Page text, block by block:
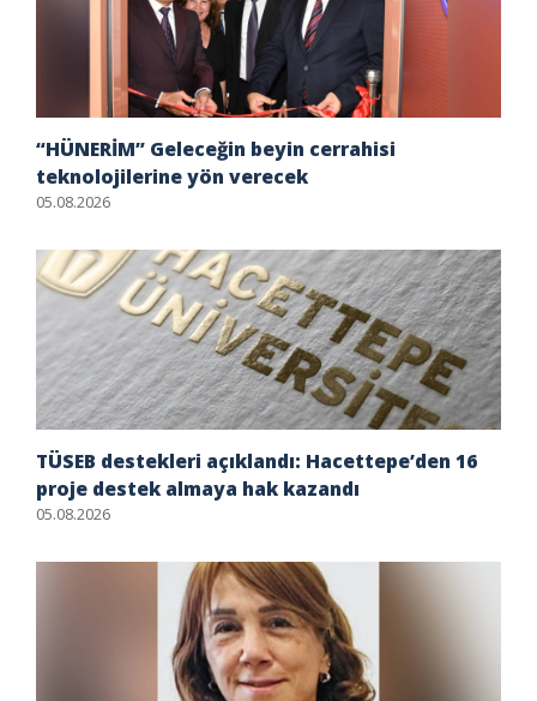
“HÜNERİM” Geleceğin beyin cerrahisi
teknolojilerine yön verecek
05.08.2026
TÜSEB destekleri açıklandı: Hacettepe’den 16
proje destek almaya hak kazandı
05.08.2026